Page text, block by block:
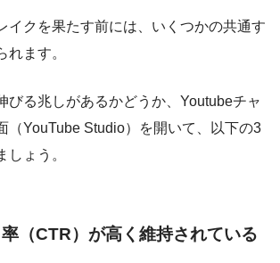
イクを果たす前には、いくつかの共通す
れます。
びる兆しがあるかどうか、Youtubeチャ
（YouTube Studio）を開いて、以下の3
しょう。
（CTR）が高く維持されている